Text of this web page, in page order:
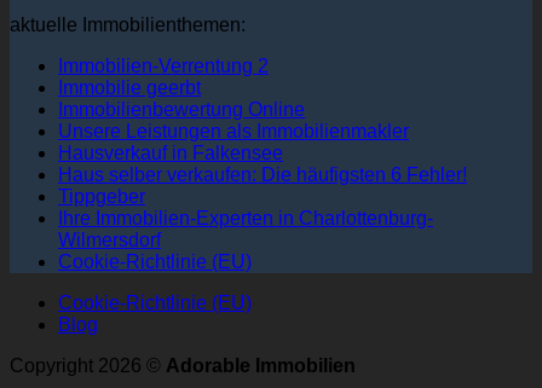
aktuelle Immobilienthemen:
Immobilien-Verrentung 2
Immobilie geerbt
Immobilienbewertung Online
Unsere Leistungen als Immobilienmakler
Hausverkauf in Falkensee
Haus selber verkaufen: Die häufigsten 6 Fehler!
Tippgeber
Ihre Immobilien-Experten in Charlottenburg-
Wilmersdorf
Cookie-Richtlinie (EU)
Cookie-Richtlinie (EU)
Blog
Copyright 2026 © Adorable Immobilien